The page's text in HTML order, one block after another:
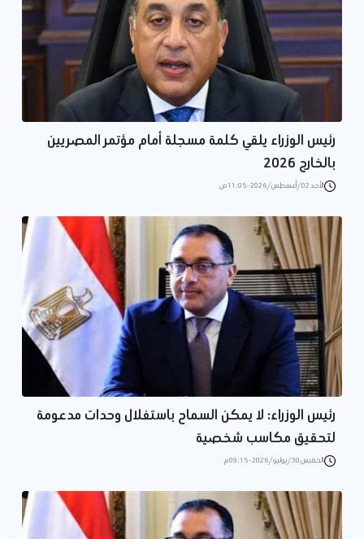
رئيس الوزراء يلقي كلمة مسجلة أمام مؤتمر المصريين
بالخارج 2026
الأحد 02/أغسطس/2026 - 11:05 ص
رئيس الوزراء: لا يمكن السماح باستغلال وحدات مدعومة
لتحقيق مكاسب شخصية
الخميس 30/يوليو/2026 - 09:15 م